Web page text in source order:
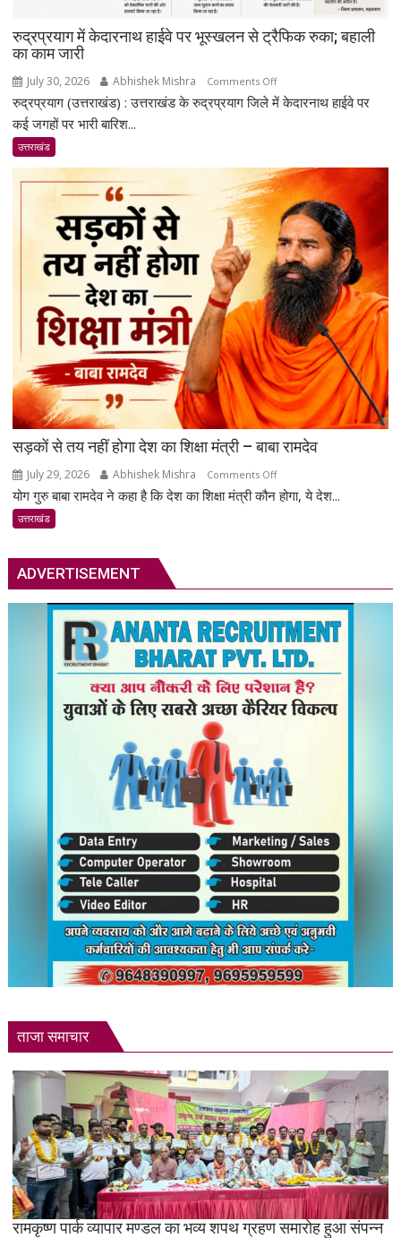
रुद्रप्रयाग में केदारनाथ हाईवे पर भूस्खलन से ट्रैफिक रुका; बहाली
का काम जारी
July 30, 2026 Abhishek Mishra Comments Offon
रुद्रप्रयाग
पर
भूस्खलन
से
ट्रैफिक
रुका;
बहाली
का
काम
जारी
रुद्रप्रयाग (उत्तराखंड) : उत्तराखंड के रुद्रप्रयाग जिले में केदारनाथ हाईवे पर
कई जगहों पर भारी बारिश...
उत्तराखंड
सड़कों से तय नहीं होगा देश का शिक्षा मंत्री – बाबा रामदेव
July 29, 2026 Abhishek Mishra Comments Offon
सड़कों
देश
का
शिक्षा
मंत्री
–
बाबा
रामदेव
योग गुरु बाबा रामदेव ने कहा है कि देश का शिक्षा मंत्री कौन होगा, ये देश...
उत्तराखंड
ADVERTISEMENT
ताजा समाचार
रामकृष्ण पार्क व्यापार मण्डल का भव्य शपथ ग्रहण समारोह हुआ संपन्न